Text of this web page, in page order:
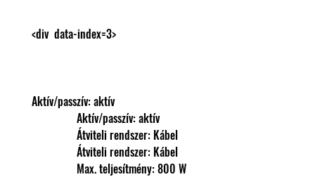
Aktív/passzív: aktív
                Aktív/passzív: aktív
                Átviteli rendszer: Kábel
                Átviteli rendszer: Kábel
                Max. teljesítmény: 800 W